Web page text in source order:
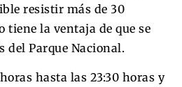
resistir más de 30
tiene la ventaja de que se
del Parque Nacional.
hasta las 23:30 horas y